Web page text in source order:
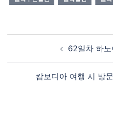
navigation 62일차 하
캄보디아 여행 시 방